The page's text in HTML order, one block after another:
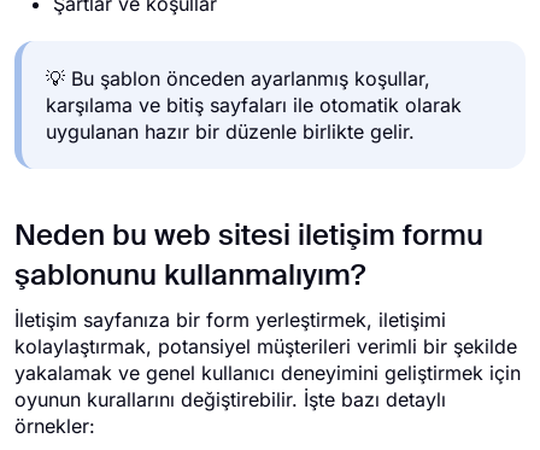
💡 Bu şablon önceden ayarlanmış koşullar,
karşılama ve bitiş sayfaları ile otomatik olarak
uygulanan hazır bir düzenle birlikte gelir.
Neden bu web sitesi iletişim formu
şablonunu kullanmalıyım?
İletişim sayfanıza bir form yerleştirmek, iletişimi
kolaylaştırmak, potansiyel müşterileri verimli bir şekilde
yakalamak ve genel kullanıcı deneyimini geliştirmek için
oyunun kurallarını değiştirebilir. İşte bazı detaylı
örnekler: